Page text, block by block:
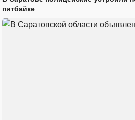
питбайке